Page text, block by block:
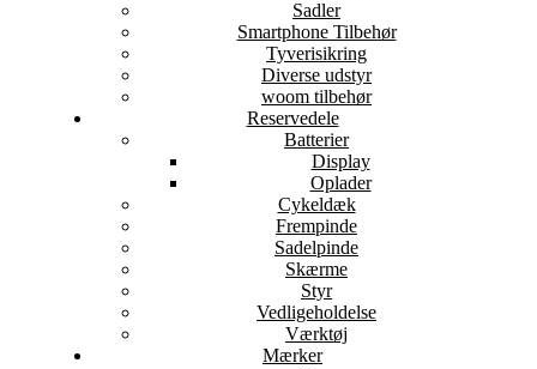
Sadler
Smartphone Tilbehør
Tyverisikring
Diverse udstyr
woom tilbehør
Reservedele
Batterier
Display
Oplader
Cykeldæk
Frempinde
Sadelpinde
Skærme
Styr
Vedligeholdelse
Værktøj
Mærker